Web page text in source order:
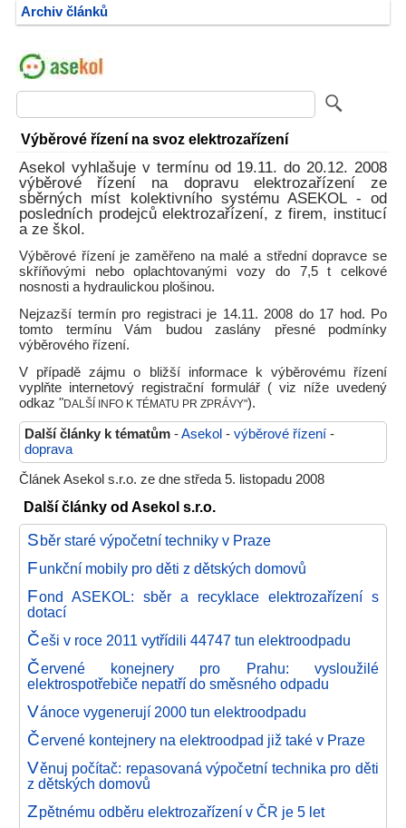
Archiv článků
Výběrové řízení na svoz elektrozařízení
Asekol vyhlašuje v termínu od 19.11. do 20.12. 2008
výběrové řízení na dopravu elektrozařízení ze
sběrných míst kolektivního systému ASEKOL - od
posledních prodejců elektrozařízení, z firem, institucí
a ze škol.
Výběrové řízení je zaměřeno na malé a střední dopravce se
skříňovými nebo oplachtovanými vozy do 7,5 t celkové
nosnosti a hydraulickou plošinou.
Nejzazší termín pro registraci je 14.11. 2008 do 17 hod. Po
tomto termínu Vám budou zaslány přesné podmínky
výběrového řízení.
V případě zájmu o bližší informace k výběrovému řízení
vyplňte internetový registrační formulář ( viz níže uvedený
odkaz "DALŠÍ INFO K TÉMATU PR ZPRÁVY").
Další články k tématům -Asekol - výběrové řízení -
doprava
Článek Asekol s.r.o. ze dne středa 5. listopadu 2008
Další články od Asekol s.r.o.
Sběr staré výpočetní techniky v Praze
Funkční mobily pro děti z dětských domovů
Fond ASEKOL: sběr a recyklace elektrozařízení s
dotací
Češi v roce 2011 vytřídili 44747 tun elektroodpadu
Červené konejnery pro Prahu: vysloužilé
elektrospotřebiče nepatří do směsného odpadu
Vánoce vygenerují 2000 tun elektroodpadu
Červené kontejnery na elektroodpad již také v Praze
Věnuj počítač: repasovaná výpočetní technika pro děti
z dětských domovů
Zpětnému odběru elektrozařízení v ČR je 5 let